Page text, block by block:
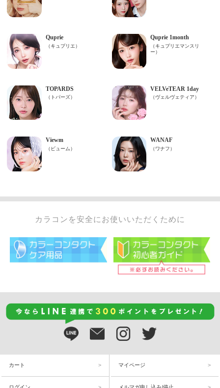
カラコンを安全にお使いいただくために
カート マイページ